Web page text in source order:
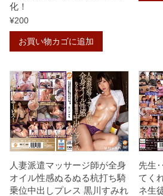
化！
¥200
お買い物カゴに追加
人妻派遣マッサージ師が全身
オイル性感ぬるぬる杭打ち騎
乗位中出しプレス 黒川すみれ
先生
てく
ネ生